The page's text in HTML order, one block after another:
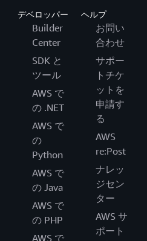
デベロッパー
Builder
Center
SDK と
ツール
AWS で
の .NET
AWS で
の
Python
AWS で
の Java
AWS で
の PHP
AWS で
ヘルプ
お問い
合わせ
サポー
トチケ
ットを
申請す
る
AWS
re:Post
ナレッ
ジセン
ター
AWS サ
ポート